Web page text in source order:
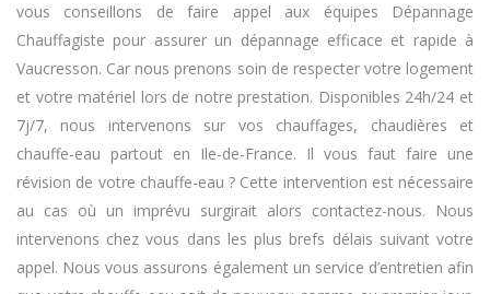
vous conseillons de faire appel aux équipes Dépannage
Chauffagiste pour assurer un dépannage efficace et rapide à
Vaucresson. Car nous prenons soin de respecter votre logement
et votre matériel lors de notre prestation. Disponibles 24h/24 et
7j/7, nous intervenons sur vos chauffages, chaudières et
chauffe-eau partout en Ile-de-France. Il vous faut faire une
révision de votre chauffe-eau ? Cette intervention est nécessaire
au cas où un imprévu surgirait alors contactez-nous. Nous
intervenons chez vous dans les plus brefs délais suivant votre
appel. Nous vous assurons également un service d’entretien afin